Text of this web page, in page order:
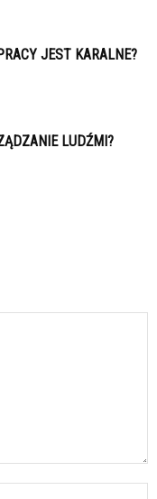
JEST KARALNE?
LUDŹMI?